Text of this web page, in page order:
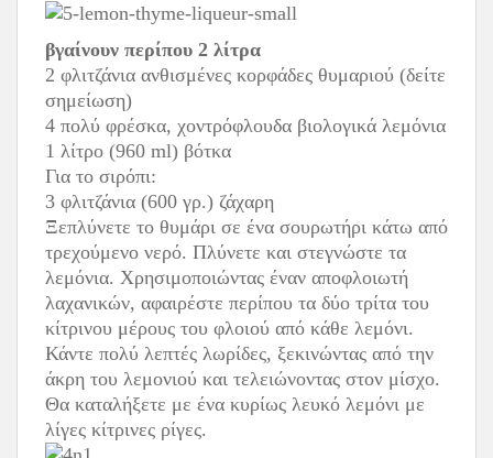
βγαίνουν περίπου 2 λίτρα
2 φλιτζάνια ανθισμένες κορφάδες θυμαριού (δείτε
σημείωση)
4 πολύ φρέσκα​​, χοντρόφλουδα βιολογικά λεμόνια
1 λίτρο (960 ml) βότκα
Για το σιρόπι:
3 φλιτζάνια (600 γρ.) ζάχαρη
Ξεπλύνετε το θυμάρι σε ένα σουρωτήρι κάτω από
τρεχούμενο νερό. Πλύνετε και στεγνώστε τα
λεμόνια. Χρησιμοποιώντας έναν αποφλοιωτή
λαχανικών, αφαιρέστε περίπου τα δύο τρίτα του
κίτρινου μέρους του φλοιού από κάθε λεμόνι.
Κάντε πολύ λεπτές λωρίδες, ξεκινώντας από την
άκρη του λεμονιού και τελειώνοντας στον μίσχο.
Θα καταλήξετε με ένα κυρίως λευκό λεμόνι με
λίγες κίτρινες ρίγες.